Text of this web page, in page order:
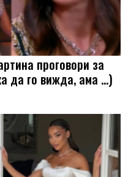
проговори за
да го вижда, ама …)